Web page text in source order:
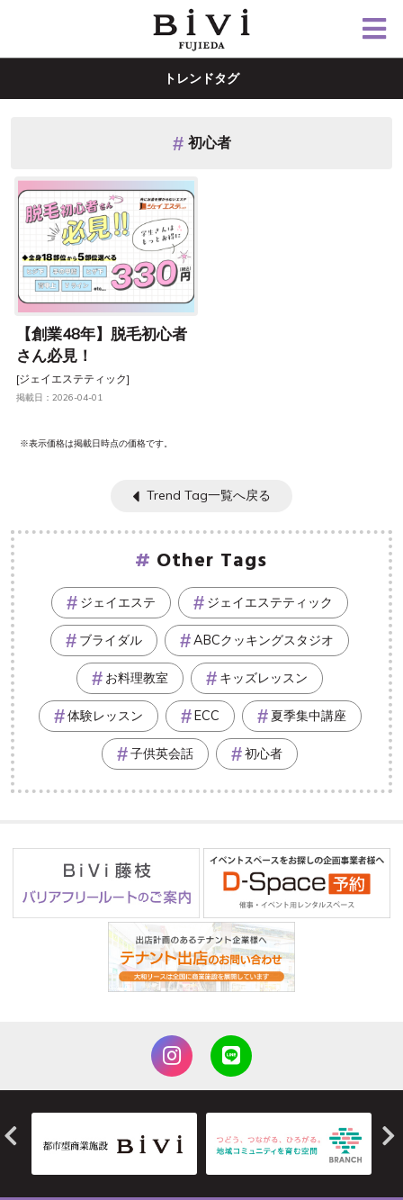
トレンドタグ
初心者
【創業48年】脱毛初心者
さん必見！
[ジェイエステティック]
掲載日：2026-04-01
※表示価格は掲載日時点の価格です。
Trend Tag一覧へ戻る
Other Tags
ジェイエステ ジェイエステティック
ブライダル ABCクッキングスタジオ
お料理教室 キッズレッスン
体験レッスン ECC 夏季集中講座
子供英会話 初心者